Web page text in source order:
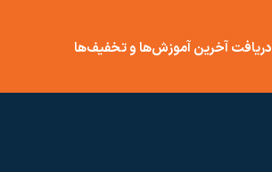
دریافت آخرین آموزش‌ها و تخفیف‌ها